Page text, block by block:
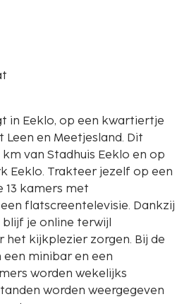
in Eeklo, op een kwartiertje
en Meetjesland. Dit
van Stadhuis Eeklo en op
Eeklo. Trakteer jezelf op een
13 kamers met
flatscreentelevisie. Dankzij
je online terwijl
het kijkplezier zorgen. Bij de
minibar en een
worden wekelijks
worden weergegeven